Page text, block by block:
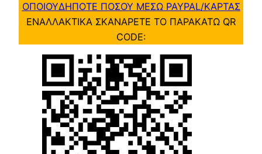
ΟΠΟΙΟΥΔΗΠΟΤΕ ΠΟΣΟΥ ΜΕΣΩ PAYPAL/ΚΑΡΤΑΣ
ΕΝΑΛΛΑΚΤΙΚΑ ΣΚΑΝΑΡΕΤΕ ΤΟ ΠΑΡΑΚΑΤΩ QR
CODE: